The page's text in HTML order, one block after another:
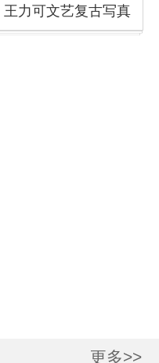
王力可文艺复古写真
更多>>